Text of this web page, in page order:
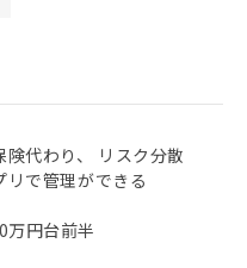
代わり、 リスク分散
で管理ができる
円台前半